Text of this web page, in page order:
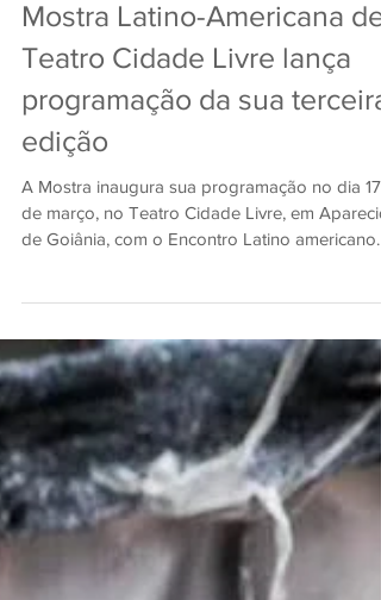
Mostra Latino-Americana de
Teatro Cidade Livre lança
programação da sua terceira
edição
A Mostra inaugura sua programação no dia 17
de março, no Teatro Cidade Livre, em
de...